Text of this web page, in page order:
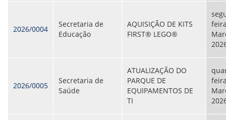
GESTÃO DE PESSOAS
PARTICIPAÇÃO NOS LUCROS E RESULTADOS
CONSULTA MEUS RECURSOS PLR
CONSULTA TODOS RECURSOS PLR
CONSULTA QUESTIONAMENTO / ESCLARECIMENTO
2026/0004
Secretaria de
Educação
AQUISIÇÃO DE KITS
FIRST® LEGO®
2026/0005
Secretaria de
Saúde
ATUALIZAÇÃO DO
PARQUE DE
EQUIPAMENTOS DE
TI